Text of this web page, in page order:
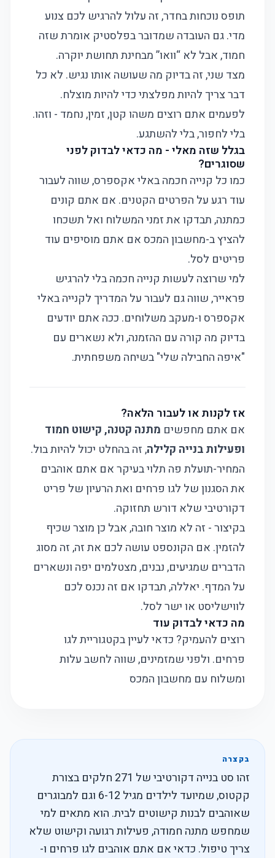
תופס נוכחות בחדר, זה עלול להרגיש לכם צנוע
מדי. גם העובדה שמדובר בפלסטיק אומרת שזה
חמוד, אבל לא “וואו” מבחינת תחושת יוקרה.
מצד שני, זה בדיוק מה שעושה אותו נגיש. לא כל
דבר צריך להיות מפלצתי כדי להיות מוצלח.
לפעמים אתם רוצים משהו קטן, זמין, נחמד - וזהו.
בלי לחפור, בלי להשתגע.
בגלל שזה מאלי - מה כדאי לבדוק לפני
שסוגרים?
כמו כל קנייה חכמה באלי אקספרס, שווה לעבור
עוד רגע על הפרטים הקטנים. אם אתם קונים
כמתנה, תבדקו את זמני המשלוח ואל תשכחו
להציץ ב-מחשבון המכסאם אתם מוסיפים עוד
פריטים לסל.
למי שרוצה לעשות קנייה חכמה בלי להרגיש
פראייר, שווה גם לעבור על המדריך לקנייה באלי
אקספרסו-מעקב משלוחים. ככה אתם יודעים
בדיוק מה קורה עם ההזמנה, ולא נשארים עם
"איפה החבילה שלי" בשיחה משפחתית.
אז לקנות או לעבור הלאה?
אם אתם מחפשים מתנה קטנה, קישוט חמוד
ופעילות בנייה קלילה, זה בהחלט יכול להיות בול.
המחיר-תועלת פה תלוי בעיקר אם אתם אוהבים
את הסגנון של לגו פרחים ואת הרעיון של פריט
דקורטיבי שלא דורש תחזוקה.
בקיצור - זה לא מוצר חובה, אבל כן מוצר שכיף
להזמין. אם הקונספט עושה לכם את זה, זה מסוג
הדברים שמגיעים, נבנים, מצטלמים יפה ונשארים
על המדף. יאללה, תבדקו אם זה נכנס לכם
לווישליסט או ישר לסל.
מה כדאי לבדוק עוד
רוצים להעמיק? כדאי לעיין בקטגורייתלגו
פרחים. ולפני שמזמינים, שווה לחשב עלות
ומשלוח עם מחשבון המכס
בקצרה
זהו סט בנייה דקורטיבי של 271 חלקים בצורת
קקטוס, שמיועד לילדים מגיל 6-12 וגם למבוגרים
שאוהבים לבנות קישוטים לבית. הוא מתאים למי
שמחפש מתנה חמודה, פעילות רגועה וקישוט שלא
צריך טיפול. כדאי אם אתם אוהבים לגו פרחים ו-